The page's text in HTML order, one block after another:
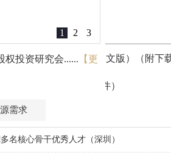
1 2 3
投资研究会...... 【更
中文版）（附下载文 深创投
需求
名核心骨干优秀人才（深圳）